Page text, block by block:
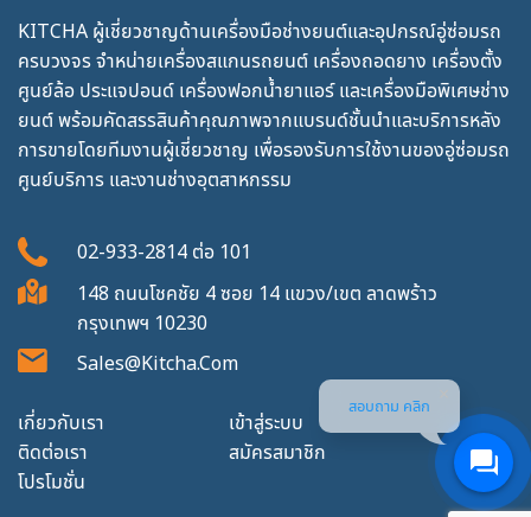
KITCHA ผู้เชี่ยวชาญด้านเครื่องมือช่างยนต์และอุปกรณ์อู่ซ่อมรถ
ครบวงจร จำหน่ายเครื่องสแกนรถยนต์ เครื่องถอดยาง เครื่องตั้ง
ศูนย์ล้อ ประแจปอนด์ เครื่องฟอกน้ำยาแอร์ และเครื่องมือพิเศษช่าง
ยนต์ พร้อมคัดสรรสินค้าคุณภาพจากแบรนด์ชั้นนำและบริการหลัง
การขายโดยทีมงานผู้เชี่ยวชาญ เพื่อรองรับการใช้งานของอู่ซ่อมรถ
ศูนย์บริการ และงานช่างอุตสาหกรรม
02-933-2814 ต่อ 101
148 ถนนโชคชัย 4 ซอย 14 แขวง/เขต ลาดพร้าว
กรุงเทพฯ 10230
Sales@kitcha.com
เกี่ยวกับเรา
ติดต่อเรา
โปรโมชั่น
เข้าสู่ระบบ
สมัครสมาชิก
สอบถาม คลิก